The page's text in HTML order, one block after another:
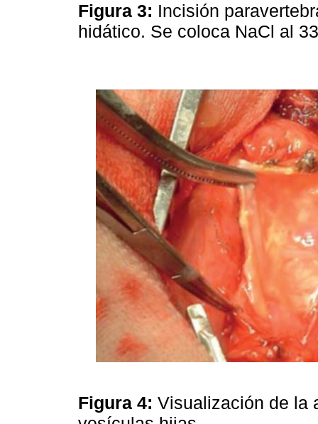
Figura 3: Incisión
hidático. Se coloca NaCl al
Figura 4: Visualización de la